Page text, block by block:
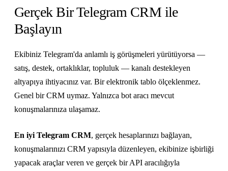
Gerçek Bir Telegram CRM ile
Başlayın
Ekibiniz Telegram'da anlamlı iş görüşmeleri yürütüyorsa —
satış, destek, ortaklıklar, topluluk — kanalı destekleyen
altyapıya ihtiyacınız var. Bir elektronik tablo ölçeklenmez.
Genel bir CRM uymaz. Yalnızca bot aracı mevcut
konuşmalarınıza ulaşamaz.
En iyi Telegram CRM, gerçek hesaplarınızı bağlayan,
konuşmalarınızı CRM yapısıyla düzenleyen, ekibinize işbirliği
yapacak araçlar veren ve gerçek bir API aracılığıyla